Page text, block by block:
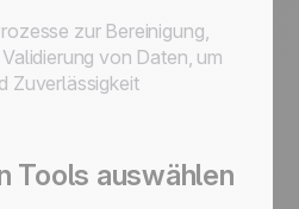
zur Bereinigung,
von Daten, um
Zuverlässigkeit
Tools auswählen